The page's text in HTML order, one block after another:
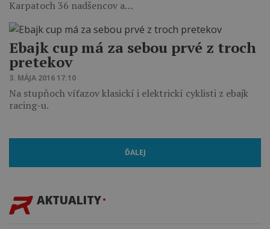
Karpatoch 36 nadšencov a…
Ebajk cup má za sebou prvé z troch
pretekov
3. MÁJA 2016 17:10
Na stupňoch víťazov klasickí i elektrickí cyklisti z ebajk
racing-u.
ĎALEJ
AKTUALITY